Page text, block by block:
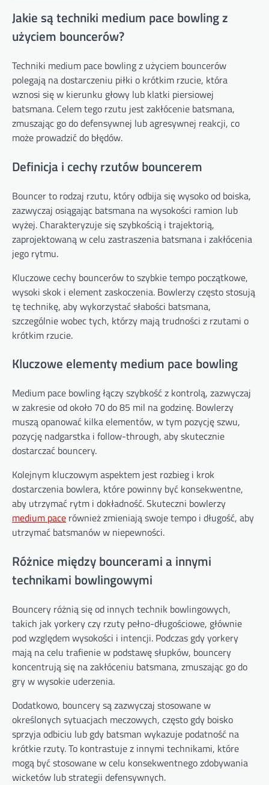
Jakie są techniki medium pace bowling z
użyciem bouncerów?
Techniki medium pace bowling z użyciem bouncerów
polegają na dostarczeniu piłki o krótkim rzucie, która
wznosi się w kierunku głowy lub klatki piersiowej
batsmana. Celem tego rzutu jest zakłócenie batsmana,
zmuszając go do defensywnej lub agresywnej reakcji, co
może prowadzić do błędów.
Definicja i cechy rzutów bouncerem
Bouncer to rodzaj rzutu, który odbija się wysoko od boiska,
zazwyczaj osiągając batsmana na wysokości ramion lub
wyżej. Charakteryzuje się szybkością i trajektorią,
zaprojektowaną w celu zastraszenia batsmana i zakłócenia
jego rytmu.
Kluczowe cechy bouncerów to szybkie tempo początkowe,
wysoki skok i element zaskoczenia. Bowlerzy często stosują
tę technikę, aby wykorzystać słabości batsmana,
szczególnie wobec tych, którzy mają trudności z rzutami o
krótkim rzucie.
Kluczowe elementy medium pace bowling
Medium pace bowling łączy szybkość z kontrolą, zazwyczaj
w zakresie od około 70 do 85 mil na godzinę. Bowlerzy
muszą opanować kilka elementów, w tym pozycję szwu,
pozycję nadgarstka i follow-through, aby skutecznie
dostarczać bouncery.
Kolejnym kluczowym aspektem jest rozbieg i krok
dostarczenia bowlera, które powinny być konsekwentne,
aby utrzymać rytm i dokładność. Skuteczni bowlerzy
medium pace również zmieniają swoje tempo i długość, aby
utrzymać batsmanów w niepewności.
Różnice między bouncerami a innymi
technikami bowlingowymi
Bouncery różnią się od innych technik bowlingowych,
takich jak yorkery czy rzuty pełno-długościowe, głównie
pod względem wysokości i intencji. Podczas gdy yorkery
mają na celu trafienie w podstawę słupków, bouncery
koncentrują się na zakłóceniu batsmana, zmuszając go do
gry w wysokie uderzenia.
Dodatkowo, bouncery są zazwyczaj stosowane w
określonych sytuacjach meczowych, często gdy boisko
sprzyja odbiciu lub gdy batsman wykazuje podatność na
krótkie rzuty. To kontrastuje z innymi technikami, które
mogą być stosowane w celu konsekwentnego zdobywania
wicketów lub strategii defensywnych.